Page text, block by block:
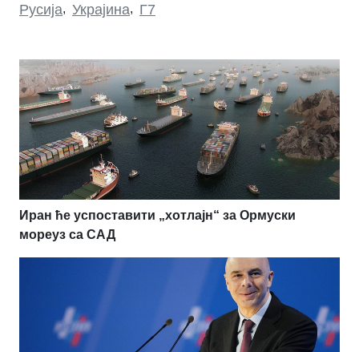
Русија, Украјина, Г7
Иран ће успоставити „хотлајн“ за Ормуски
мореуз са САД